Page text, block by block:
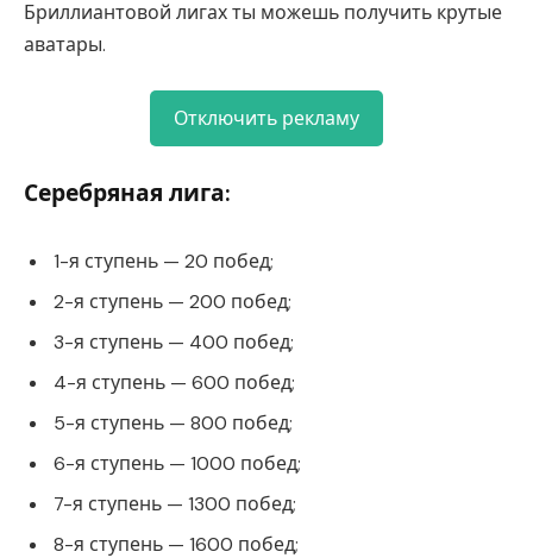
Бриллиантовой лигах ты можешь получить крутые
аватары.
Отключить рекламу
Серебряная лига:
1-я ступень — 20 побед;
2-я ступень — 200 побед;
3-я ступень — 400 побед;
4-я ступень — 600 побед;
5-я ступень — 800 побед;
6-я ступень — 1000 побед;
7-я ступень — 1300 побед;
8-я ступень — 1600 побед;